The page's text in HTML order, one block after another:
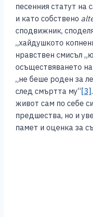
песенния статут на
и като собствено
сподвижник,
„хайдушкото
нравствен смисъл
осъществяването
„не беше роден за
след смъртта му“[3]
живот сам по себе
предшества, но и
памет и оценка за